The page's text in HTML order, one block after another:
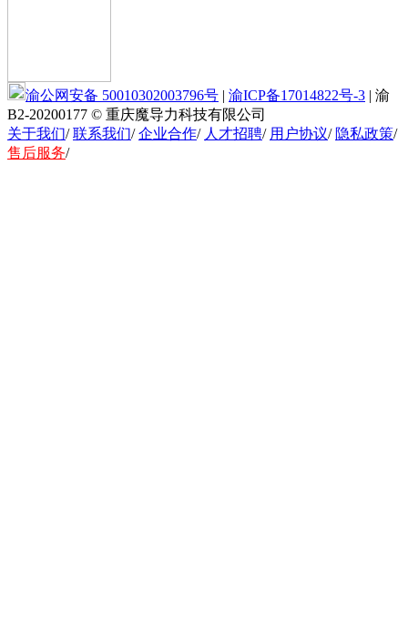
渝公网安备 50010302003796号 渝ICP备17014822号-3
渝
B2-20200177 © 重庆魔导力科技有限公司
关于我们/联系我们/企业合作/ 人才招聘/ 用户协议/ 隐私政策/
售后服务/